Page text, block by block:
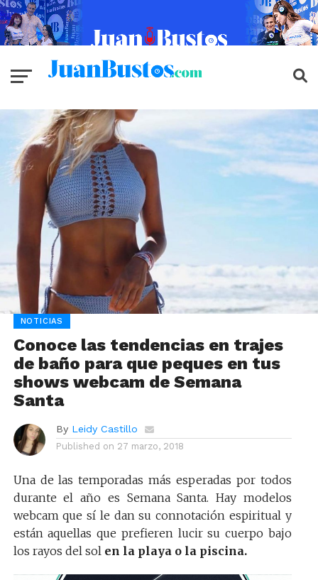
NOTICIAS
Conoce las tendencias en trajes
de baño para que peques en tus
shows webcam de Semana
Santa
By Leidy Castillo
Published on 27 marzo, 2018
Una de las temporadas más esperadas por todos
durante el año es Semana Santa. Hay modelos
webcam que sí le dan su connotación espiritual y
están aquellas que prefieren lucir su cuerpo bajo
los rayos del sol en la playa o la piscina.